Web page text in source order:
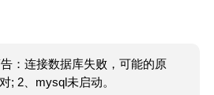
：连接数据库失败，可能的原
; 2、mysql未启动。